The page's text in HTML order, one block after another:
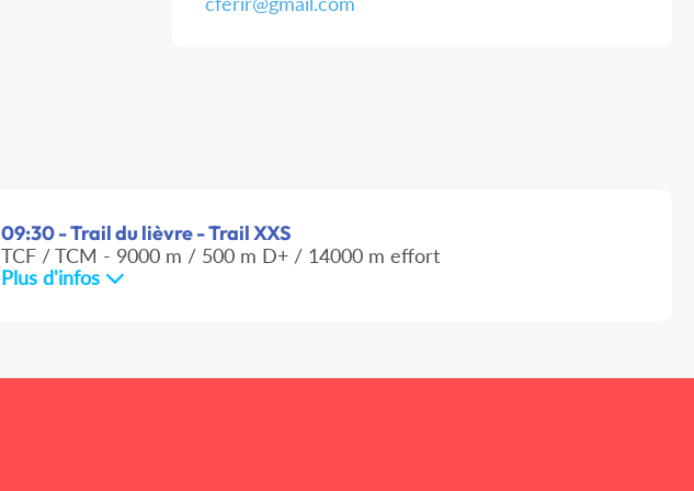
09:30 - Trail du lièvre - Trail XXS
TCF / TCM - 9000 m / 500 m D+ / 14000 m effort
Plus d'infos